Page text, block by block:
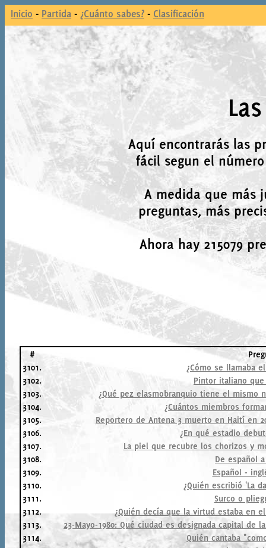
Inicio - Partida - ¿Cuánto sabes? - Clasificación
Aquí encontrarás las
fácil segun el
A medida que más
preguntas, más
Ahora hay 215079
#
3101.
¿Cómo se llamaba
3102.
Pintor italiano
3103.
¿Qué pez elasmobranquio tiene el mismo
3104.
¿Cuántos miembros
3105.
Reportero de Antena 3 muerto en Haití en
3106.
¿En qué estadio
3107.
La piel que recubre los chorizos y
3108.
De español
3109.
Español -
3110.
¿Quién escribió 'La
3111.
Surco o
3112.
¿Quién decía que la virtud estaba en
3113.
23-Mayo-1980: Qué ciudad es designada capital de
3114.
Quién cantaba